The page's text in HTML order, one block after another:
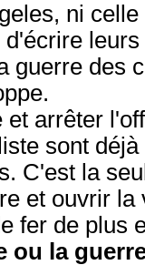
ni
guerre des
arrêter
sont
C'est la
et ouvrir la
fer de plus
ou la